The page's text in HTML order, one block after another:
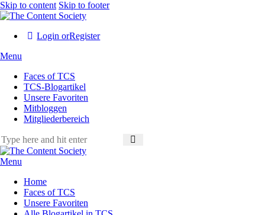
Skip to content Skip to footer
Login orRegister
Menu
Faces of TCS
TCS-Blogartikel
Unsere Favoriten
Mitbloggen
Mitgliederbereich
Menu
Home
Faces of TCS
Unsere Favoriten